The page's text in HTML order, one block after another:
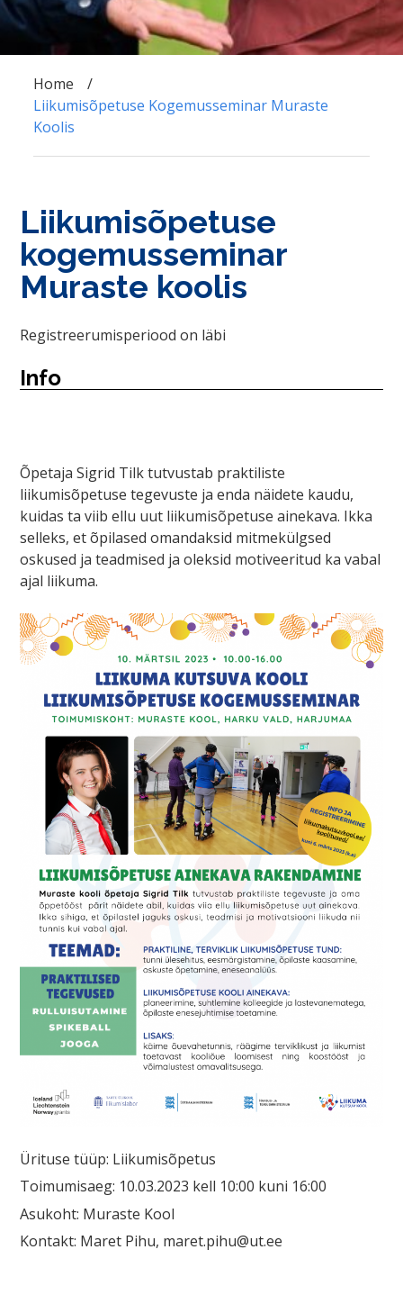
Home
Liikumisõpetuse Kogemusseminar Muraste
Koolis
Liikumisõpetuse
kogemusseminar
Muraste koolis
Registreerumisperiood on läbi
Info
Õpetaja Sigrid Tilk tutvustab praktiliste
liikumisõpetuse tegevuste ja enda näidete kaudu,
kuidas ta viib ellu uut liikumisõpetuse ainekava. Ikka
selleks, et õpilased omandaksid mitmekülgsed
oskused ja teadmised ja oleksid motiveeritud ka vabal
ajal liikuma.
Ürituse tüüp: Liikumisõpetus
Toimumisaeg: 10.03.2023 kell 10:00 kuni 16:00
Asukoht: Muraste Kool
Kontakt: Maret Pihu, maret.pihu@ut.ee